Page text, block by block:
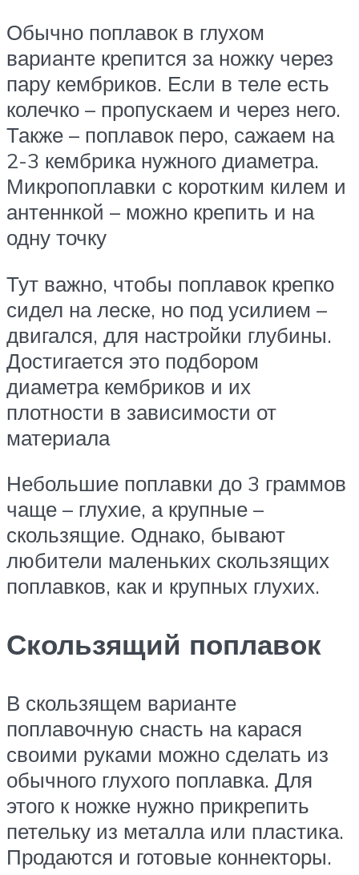
Обычно поплавок в глухом
варианте крепится за ножку через
пару кембриков. Если в теле есть
колечко – пропускаем и через него.
Также – поплавок перо, сажаем на
2-3 кембрика нужного диаметра.
Микропоплавки с коротким килем и
антеннкой – можно крепить и на
одну точку
Тут важно, чтобы поплавок крепко
сидел на леске, но под усилием –
двигался, для настройки глубины.
Достигается это подбором
диаметра кембриков и их
плотности в зависимости от
материала
Небольшие поплавки до 3 граммов
чаще – глухие, а крупные –
скользящие. Однако, бывают
любители маленьких скользящих
поплавков, как и крупных глухих.
Скользящий поплавок
В скользящем варианте
поплавочную снасть на карася
своими руками можно сделать из
обычного глухого поплавка. Для
этого к ножке нужно прикрепить
петельку из металла или пластика.
Продаются и готовые коннекторы.